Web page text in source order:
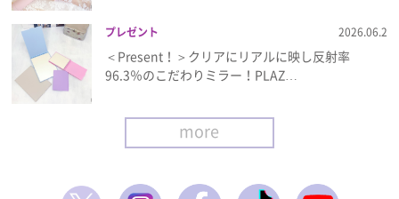
プレゼント 2026.06.2
＜Present！＞クリアにリアルに映し反射率
96.3％のこだわりミラー！PLAZ…
more